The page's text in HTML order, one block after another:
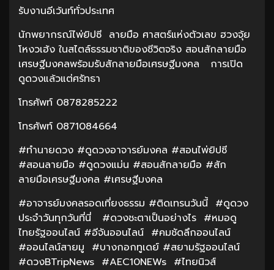
รับงานอีเว้นท์ทั่วประเทศ
นักพยากรณ์ไพ่ยิปซี ลายมือ ศาสตร์แห่งตัวเลข ฮวงจุ้ย
โหงวเฮ้ง ในสไตล์ธรรมชาติของชีวิตจริง สอนสักลายมือ
เศรษฐีมงคลพร้อมรับสักลายมือเศรษฐีมงคล การเปิด
ดูดวงแล้วแต่ศรัทธา
โทรศัพท์ 0878285222
โทรศัพท์ 0871084664
#ทำนายดวง #ดูดวงอาจารย์มงคล #สอนไพ่ยิปซี
#สอนลายมือ #ดูดวงแม่น #สอนสักลายมือ #สัก
ลายมือเศรษฐีมงคล #เศรษฐีมงคล
#อาจารย์มงคลรอดเที่ยงธรรม #ติดเทรนวันนี้ #ดูดวง
ประจำวันทุกวันที่นี่ #ดวงชะตาเป็นอย่างไร #หมอดู
ไทยรัฐออนไลน์ #อีจันออนไลน์ #คมชัดลึกออนไลน์
#ออนไลน์สายมู #บางกอกทูเดย์ #สยามรัฐออนไลน์
#ดวงBTripNews #AEC10NEWs #ไทยนิวส์